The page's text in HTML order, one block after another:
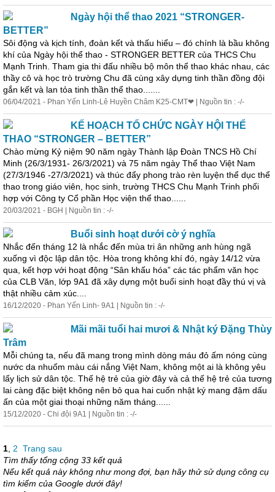
Ngày hội thể thao 2021 “STRONGER-
BETTER”
Sôi động và kịch tính, đoàn kết và thấu hiểu – đó chính là bầu không
khí của Ngày hội thể thao - STRONGER BETTER của THCS Chu
Mạnh Trinh. Tham gia thi đấu nhiều bộ môn thể thao khác nhau, các
thầy cô và học trò trường Chu đã cùng xây dựng tinh thần đồng đội
gắn kết và lan tỏa tinh thần thể thao.......
06/04/2021 - Phan Yến Linh-Lê Huyền Châm K25-CMT❤ | Nguồn tin : -/-
KẾ HOẠCH TỔ CHỨC NGÀY HỘI THỂ
THAO “STRONGER – BETTER”
Chào mừng Kỷ niệm 90 năm ngày Thành lập Đoàn TNCS Hồ Chí
Minh (26/3/1931- 26/3/2021) và 75 năm ngày Thể thao Việt Nam
(27/3/1946 -27/3/2021) và thúc đẩy phong trào rèn luyện thể dục thể
thao trong giáo viên, học sinh, trường THCS Chu Mạnh Trinh phối
hợp với Công ty Cổ phần Học viện thể thao......
20/03/2021 - BGH | Nguồn tin : -/-
Buổi sinh hoạt dưới cờ ý nghĩa
Nhắc đến tháng 12 là nhắc đến mùa tri ân những anh hùng ngã
xuống vì độc lập dân tộc. Hòa trong không khí đó, ngày 14/12 vừa
qua, kết hợp với hoạt động “Sân khấu hóa” các tác phẩm văn học
của CLB Văn, lớp 9A1 đã xây dựng một buổi sinh hoạt đầy thú vị và
thật nhiều cảm xúc....
16/12/2020 - Phan Yến Linh- 9A1 | Nguồn tin : -/-
Mãi mãi tuổi hai mươi & Nhật ký Đặng Thùy
Trâm
Mỗi chúng ta, nếu đã mang trong mình dòng máu đỏ ấm nóng cùng
nước da nhuốm màu cái nắng Việt Nam, không một ai là không yêu
lấy lịch sử dân tộc. Thế hệ trẻ của giờ đây và cả thế hệ trẻ của tương
lai càng đặc biệt không nên bỏ qua hai cuốn nhật ký mang đậm dấu
ấn của một giai thoại những năm tháng......
15/12/2020 - Chi đội 9A1 | Nguồn tin : -/-
1 2 Trang sau
Tìm thấy tổng cộng 33 kết quả
Nếu kết quả này không như mong đợi, bạn hãy thử sử dụng công cụ
tìm kiếm của Google dưới đây!